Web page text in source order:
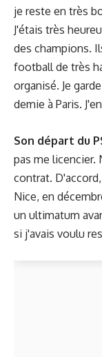
je reste en très
J'étais très
des champions.
football de très
organisé. Je
demie à Paris.
Son départ du
pas me licencier.
contrat.
Nice, en
un ultimatum
si j'avais voulu